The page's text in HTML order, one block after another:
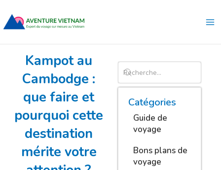
contenu
Kampot au
Cambodge :
que faire et
pourquoi cette
destination
mérite votre
Catégories
Guide de
voyage
Bons plans de
voyage